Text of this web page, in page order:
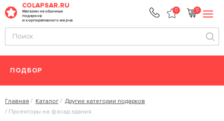
COLAPSAR.RU
Магазин необычных
подарков
и корпоративного мерча
0 0
ПОДБОР
Главная Каталог
Другие категории подарков
Проекторы на фасад здания